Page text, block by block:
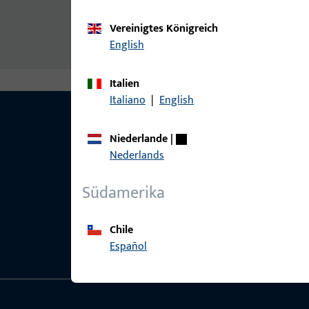
Vereinigtes Königreich
English
Italien
Italiano | English
Niederlande|
Nederlands
Südamerika
Chile
Español